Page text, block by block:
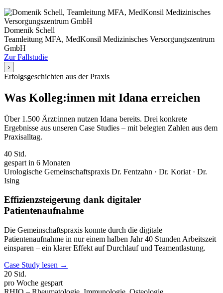
Domenik Schell
Teamleitung MFA, MedKonsil Medizinisches Versorgungszentrum
GmbH
Zur Fallstudie
›
Erfolgsgeschichten aus der Praxis
Was Kolleg:innen mit Idana erreichen
Über 1.500 Ärzt:innen nutzen Idana bereits. Drei konkrete
Ergebnisse aus unseren Case Studies – mit belegten Zahlen aus dem
Praxisalltag.
40 Std.
gespart in 6 Monaten
Urologische Gemeinschaftspraxis Dr. Fentzahn · Dr. Koriat · Dr.
Ising
Effizienzsteigerung dank digitaler
Patientenaufnahme
Die Gemeinschaftspraxis konnte durch die digitale
Patientenaufnahme in nur einem halben Jahr 40 Stunden Arbeitszeit
einsparen – ein klarer Effekt auf Durchlauf und Teamentlastung.
Case Study lesen →
20 Std.
pro Woche gespart